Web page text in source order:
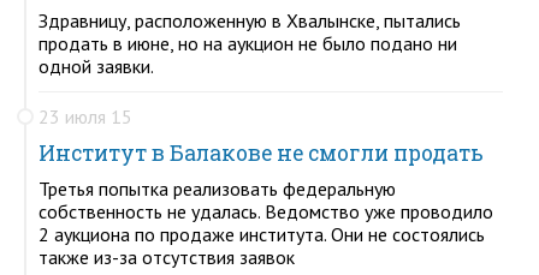
Здравницу, расположенную в Хвалынске, пытались
продать в июне, но на аукцион не было подано ни
одной заявки.
23 июля 15
Институт в Балакове не смогли продать
Третья попытка реализовать федеральную
собственность не удалась. Ведомство уже проводило
2 аукциона по продаже института. Они не состоялись
также из-за отсутствия заявок